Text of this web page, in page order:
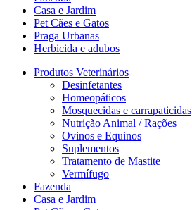
Casa e Jardim
Pet Cães e Gatos
Praga Urbanas
Herbicida e adubos
Produtos Veterinários
Desinfetantes
Homeopáticos
Mosquecidas e carrapaticidas
Nutrição Animal / Rações
Ovinos e Equinos
Suplementos
Tratamento de Mastite
Vermífugo
Fazenda
Casa e Jardim